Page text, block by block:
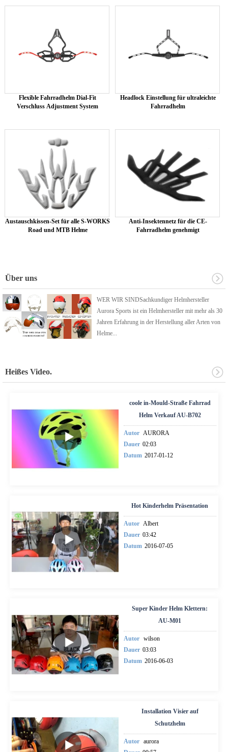
Flexible Fahrradhelm Dial-Fit
Verschluss Adjustment System
Headlock Einstellung für ultraleichte
Fahrradhelm
Austauschkissen-Set für alle S-WORKS
Road und MTB Helme
Anti-Insektennetz für die CE-
Fahrradhelm genehmigt
Über uns
WER WIR SINDSachkundiger Helmhersteller
Aurora Sports ist ein Helmhersteller mit mehr als 30
Jahren Erfahrung in der Herstellung aller Arten von
Helme...
Heißes Video.
coole in-Mould-Straße Fahrrad
Helm Verkauf AU-B702
Autor AURORA
Dauer 02:03
Datum 2017-01-12
Hot Kinderhelm Präsentation
Autor Albert
Dauer 03:42
Datum 2016-07-05
Super Kinder Helm Klettern:
AU-M01
Autor wilson
Dauer 03:03
Datum 2016-06-03
Installation Visier auf
Schutzhelm
Autor aurora